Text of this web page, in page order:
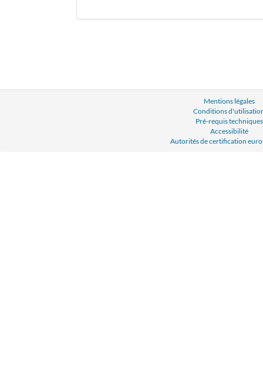
Mentions légales
Conditions
Pré-requis techniques
Accessibilité
Autorités de certification